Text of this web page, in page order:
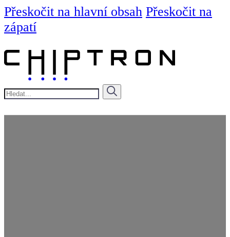
Přeskočit na hlavní obsah Přeskočit na
zápatí
Hledat